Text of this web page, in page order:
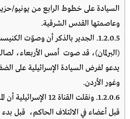
وعاصمتها القدس الشرقية.
1.2.0.5. الجدير بالذكر أن وصوّت
(البرلمان)، قد صوت أمس الأربعاء،
يدعو لفرض السيادة الإسرائيلية على
وغور الأردن.
1.2.0.6.
ونقلت القناة 12
قبل أعضاء في الائتلاف الحاكم، قبل